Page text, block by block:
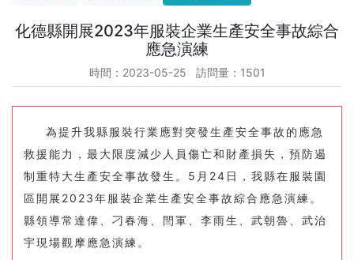
化德縣開展2023年服裝企業生產安全事故綜合
應急演練
時間：2023-05-25 訪問量：1501
為提升我縣服裝行業應對突發生產安全事故的應急
救援能力，最大限度減少人員傷亡和財產損失，預防遏
制重特大生產安全事故發生。5月24日，我縣在服裝園
區開展2023年服裝企業生產安全事故綜合應急演練。
縣領導常達偉、刁春海、閆軍、李雨生、武朝魯、武治
宇現場觀摩應急演練。